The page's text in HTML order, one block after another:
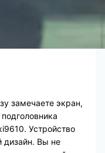
замечаете экран,
Устройство
дизайн. Вы не